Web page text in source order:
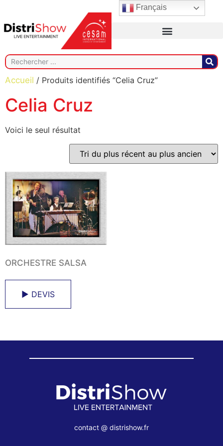
Accueil / Produits identifiés “Celia Cruz”
Celia Cruz
Voici le seul résultat
ORCHESTRE SALSA
► DEVIS
contact @ distrishow.fr
Français